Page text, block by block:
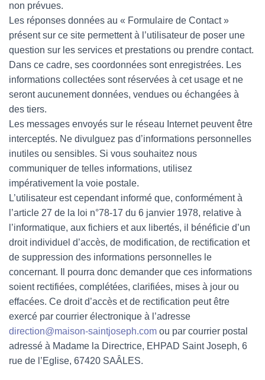
non prévues.
Les réponses données au « Formulaire de Contact »
présent sur ce site permettent à l’utilisateur de poser une
question sur les services et prestations ou prendre contact.
Dans ce cadre, ses coordonnées sont enregistrées. Les
informations collectées sont réservées à cet usage et ne
seront aucunement données, vendues ou échangées à
des tiers.
Les messages envoyés sur le réseau Internet peuvent être
interceptés. Ne divulguez pas d’informations personnelles
inutiles ou sensibles. Si vous souhaitez nous
communiquer de telles informations, utilisez
impérativement la voie postale.
L’utilisateur est cependant informé que, conformément à
l’article 27 de la loi n°78-17 du 6 janvier 1978, relative à
l’informatique, aux fichiers et aux libertés, il bénéficie d’un
droit individuel d’accès, de modification, de rectification et
de suppression des informations personnelles le
concernant. Il pourra donc demander que ces informations
soient rectifiées, complétées, clarifiées, mises à jour ou
effacées. Ce droit d’accès et de rectification peut être
exercé par courrier électronique à l’adresse
direction@maison-saintjoseph.com ou par courrier postal
adressé à Madame la Directrice, EHPAD Saint Joseph, 6
rue de l’Eglise, 67420 SAÂLES.